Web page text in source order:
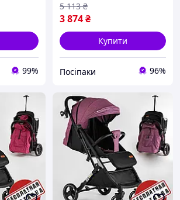
99%
3 874₴
5 113 ₴
Купити
Посіпаки 96%